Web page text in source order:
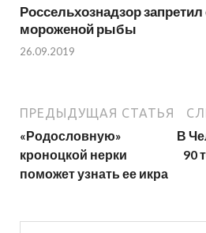
Россельхознадзор
мороженой рыбы
26.09.2019
ПРЕДЫДУЩАЯ СТАТЬЯ
«Родословную»
кроноцкой нерки
поможет узнать ее икра
В
90